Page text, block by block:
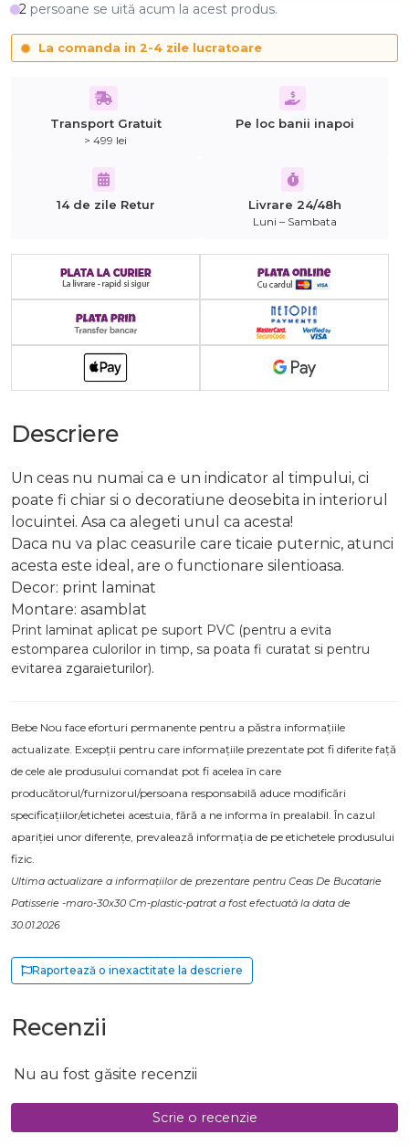
2 persoane se uită acum la acest produs.
La comanda in 2-4 zile lucratoare
Transport Gratuit
> 499 lei
Pe loc banii inapoi
14 de zile Retur Livrare 24/48h
Luni – Sambata
Descriere
Un ceas nu numai ca e un indicator al timpului, ci
poate fi chiar si o decoratiune deosebita in interiorul
locuintei. Asa ca alegeti unul ca acesta!
Daca nu va plac ceasurile care ticaie puternic, atunci
acesta este ideal, are o functionare silentioasa.
Decor: print laminat
Montare: asamblat
Print laminat aplicat pe suport PVC (pentru a evita
estomparea culorilor in timp, sa poata fi curatat si pentru
evitarea zgaraieturilor).
Bebe Nou face eforturi permanente pentru a păstra informațiile
actualizate. Excepții pentru care informațiile prezentate pot fi diferite față
de cele ale produsului comandat pot fi acelea în care
producătorul/furnizorul/persoana responsabilă aduce modificări
specificațiilor/etichetei acestuia, fără a ne informa în prealabil. În cazul
apariției unor diferențe, prevalează informația de pe etichetele produsului
fizic.
Ultima actualizare a informațiilor de prezentare pentru Ceas De Bucatarie
Patisserie -maro-30x30 Cm-plastic-patrat a fost efectuată la data de
30.01.2026
Raportează o inexactitate la descriere
Recenzii
Nu au fost găsite recenzii
Scrie o recenzie